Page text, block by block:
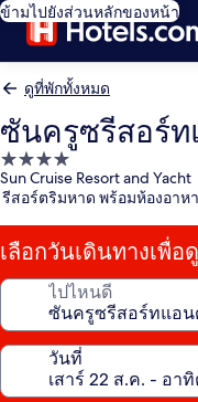
ข้ามไปยังส่วนหลักของหน้า
ดูที่พักทั้งหมด
ซันครูซรีสอร์
ที่พัก
4.0
Sun Cruise Resort and Yacht
รีสอร์ตริมหาด พร้อมห้องอาห
เลือกวันเดินทางเพื่อ
ไปไหนดี
วันที่